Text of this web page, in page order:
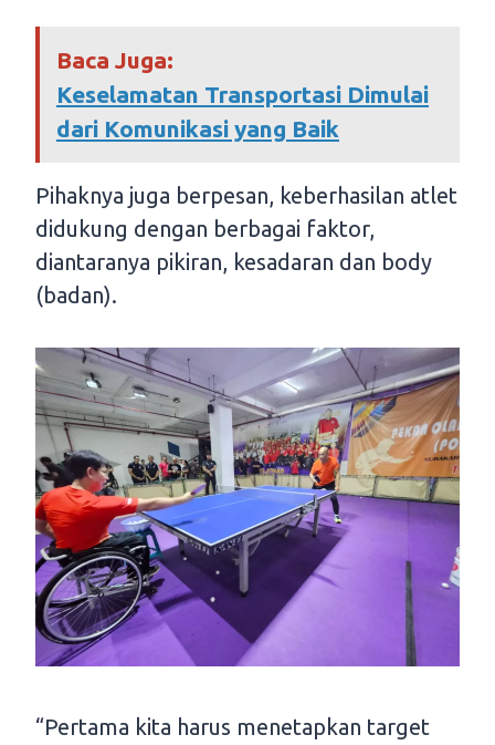
Baca Juga:
Keselamatan Transportasi Dimulai
dari Komunikasi yang Baik
Pihaknya juga berpesan, keberhasilan atlet
didukung dengan berbagai faktor,
diantaranya pikiran, kesadaran dan body
(badan).
“Pertama kita harus menetapkan target